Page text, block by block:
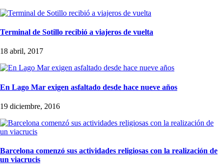
Terminal de Sotillo recibió a viajeros de vuelta
18 abril, 2017
En Lago Mar exigen asfaltado desde hace nueve años
19 diciembre, 2016
Barcelona comenzó sus actividades religiosas con la realización de
un viacrucis